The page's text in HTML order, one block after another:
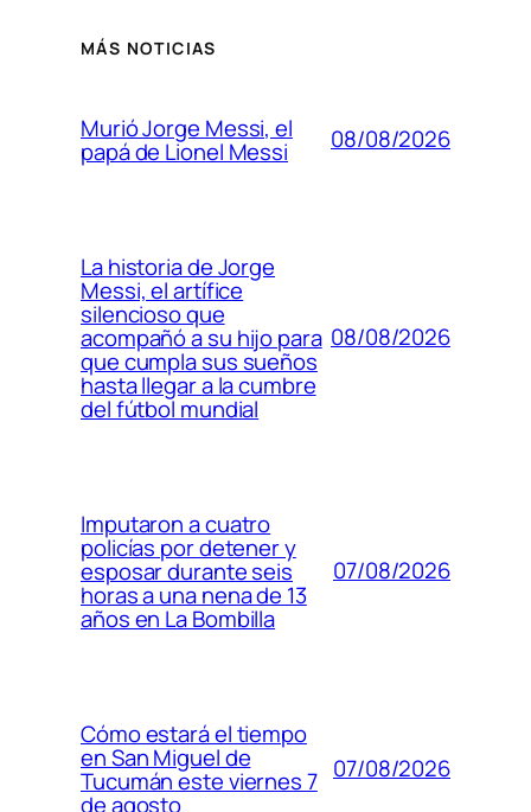
MÁS NOTICIAS
Murió Jorge Messi, el
papá de Lionel Messi 08/08/2026
La historia de Jorge
Messi, el artífice
silencioso que
acompañó a su hijo para
que cumpla sus sueños
hasta llegar a la cumbre
del fútbol mundial
08/08/2026
Imputaron a cuatro
policías por detener y
esposar durante seis
horas a una nena de 13
años en La Bombilla
07/08/2026
Cómo estará el tiempo
en San Miguel de
Tucumán este viernes 7
de agosto
07/08/2026